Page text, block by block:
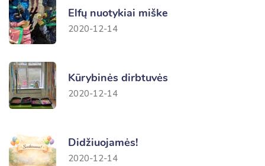
Elfų nuotykiai miške
2020-12-14
Kūrybinės dirbtuvės
2020-12-14
Didžiuojamės!
2020-12-14